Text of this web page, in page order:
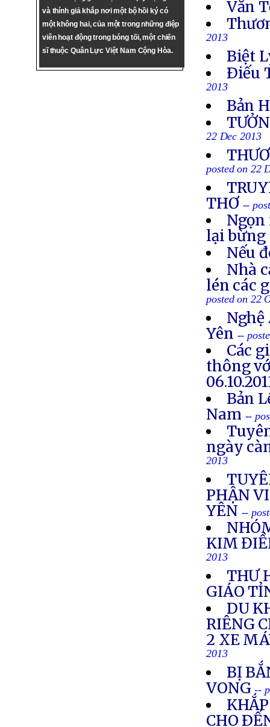
và thính giả khắp nơi một bộ hồi ký có
một không hai, của một trong những điệp
viên hoạt động trong bóng tối, một chiến
sĩ thuộc Quân Lực Việt Nam Cộng Hòa.
Văn
2013
Biệt
Ðiếu
2013
Bản
22 Dec 2013
posted on 22
THƠ --
lại bừng
Nếu
Nhà
lén các
posted on 22
Nghệ
Yên --
Các
thông
Bản
Nam --
ngày
2013
PHẬN
YÊN --
KIM
2013
THƯ
GIÁO
DU
RIÊNG
2 XE
2013
BỊ
VONG --
CHO